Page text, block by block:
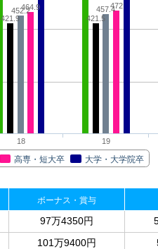
421.9 421.5
452.2 457.4
464.9 472
高専・短大卒 大学・大学院卒
18 19
ボーナス・賞与
97万4350円
101万9400円